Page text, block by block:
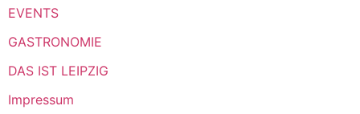
EVENTS
GASTRONOMIE
DAS IST LEIPZIG
Impressum